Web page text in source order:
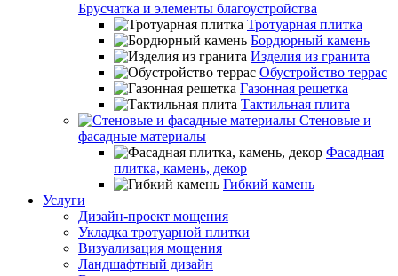
Брусчатка и элементы благоустройства
Тротуарная плитка
Бордюрный камень
Изделия из гранита
Обустройство террас
Газонная решетка
Тактильная плита
Стеновые и
фасадные материалы
Фасадная
плитка, камень, декор
Гибкий камень
Услуги
Дизайн-проект мощения
Укладка тротуарной плитки
Визуализация мощения
Ландшафтный дизайн